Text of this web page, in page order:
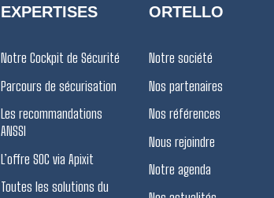
EXPERTISES
Notre Cockpit de Sécurité
Parcours de sécurisation
Les recommandations
ANSSI
L’offre SOC via Apixit
Toutes les solutions du
ORTELLO
Notre société
Nos partenaires
Nos références
Nous rejoindre
Notre agenda